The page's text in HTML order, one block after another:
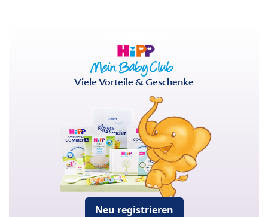
Viele Vorteile & Geschenke
Neu registrieren